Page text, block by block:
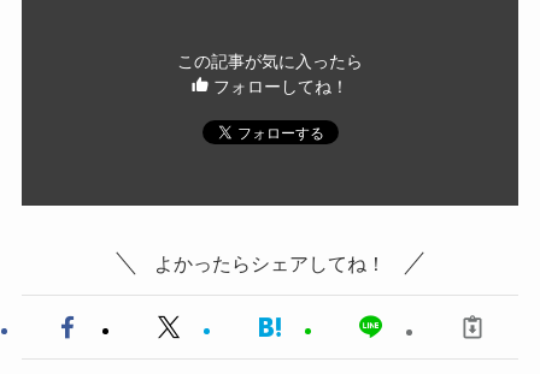
この記事が気に入ったら
フォローしてね！
よかったらシェアしてね！